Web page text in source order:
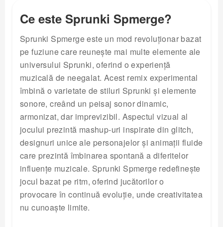
Ce este Sprunki Spmerge?
Sprunki Spmerge este un mod revoluționar bazat
pe fuziune care reunește mai multe elemente ale
universului Sprunki, oferind o experiență
muzicală de neegalat. Acest remix experimental
îmbină o varietate de stiluri Sprunki și elemente
sonore, creând un peisaj sonor dinamic,
armonizat, dar imprevizibil. Aspectul vizual al
jocului prezintă mashup-uri inspirate din glitch,
designuri unice ale personajelor și animații fluide
care prezintă îmbinarea spontană a diferitelor
influențe muzicale. Sprunki Spmerge redefinește
jocul bazat pe ritm, oferind jucătorilor o
provocare în continuă evoluție, unde creativitatea
nu cunoaște limite.